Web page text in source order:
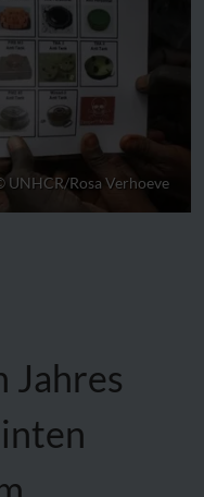
UNHCR/Rosa Verhoeve
Jahres